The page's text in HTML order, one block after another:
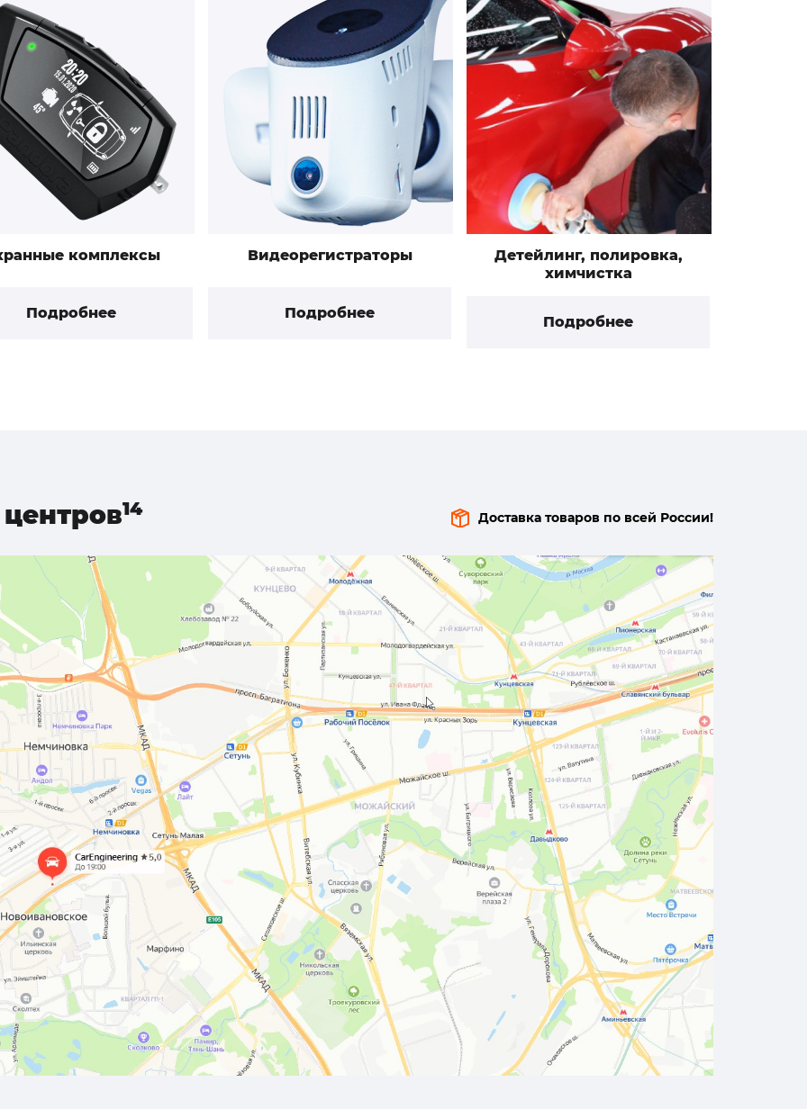
комплексы
Подробнее
Видеорегистраторы
Подробнее
Детейлинг, полировка,
химчистка
Подробнее
Доставка товаров по всей России!